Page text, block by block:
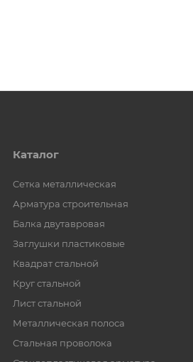
Каталог
Cетка металлическая
Арматура строительная
Балка двутавровая
Заглушки пластиковые
Квадрат стальной
Круг стальной
Лист стальной
Металлическая полоса
Стальная проволока